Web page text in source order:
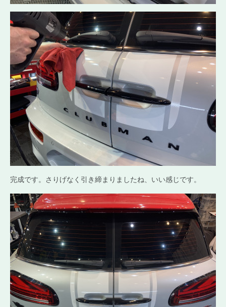
完成です。さりげなく引き締まりましたね、いい感じです。